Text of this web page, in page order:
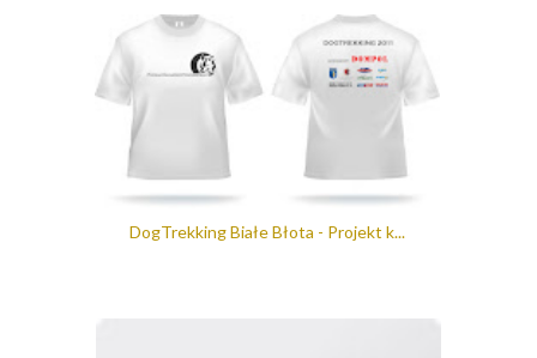
DogTrekking Białe Błota - Projekt k...